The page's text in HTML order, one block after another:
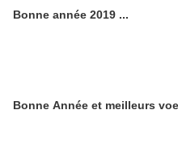
Bonne année 2019 ...
Bonne Année et meilleurs